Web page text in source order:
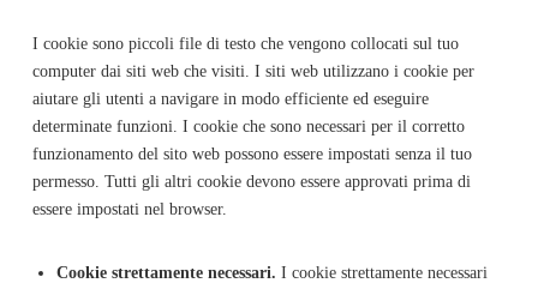
I cookie sono piccoli file di testo che vengono collocati sul tuo
computer dai siti web che visiti. I siti web utilizzano i cookie per
aiutare gli utenti a navigare in modo efficiente ed eseguire
determinate funzioni. I cookie che sono necessari per il corretto
funzionamento del sito web possono essere impostati senza il tuo
permesso. Tutti gli altri cookie devono essere approvati prima di
essere impostati nel browser.
Cookie strettamente necessari. I cookie strettamente necessari